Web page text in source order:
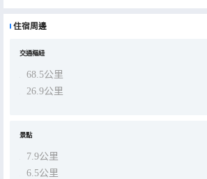
住宿周邊
交通樞紐
68.5公里
26.9公里
景點
7.9公里
6.5公里